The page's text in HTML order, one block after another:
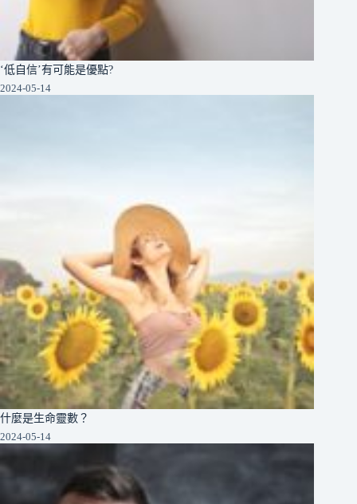
‘低自信’有可能是優點?
2024-05-14
什麼是生命靈數？
2024-05-14